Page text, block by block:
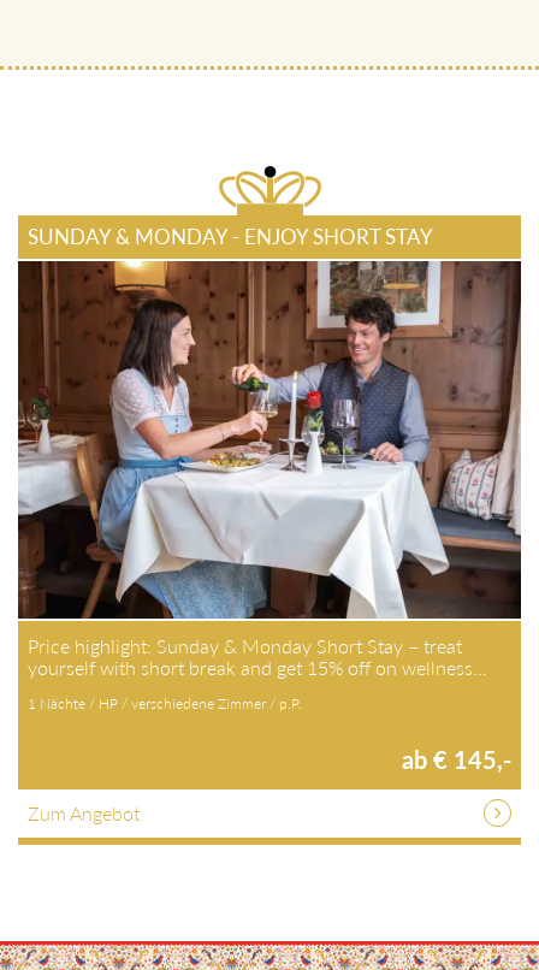
SUNDAY & MONDAY - ENJOY SHORT STAY
Price highlight: Sunday & Monday Short Stay – treat
yourself with short break and get 15% off on wellness…
1 Nächte / HP / verschiedene Zimmer / p.P.
ab € 145,-
Zum Angebot